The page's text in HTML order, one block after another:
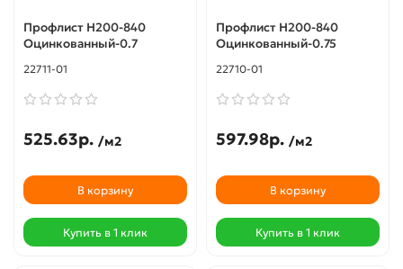
Профлист Н200-840
Оцинкованный-0.7
22711-01
525.63р. /м2
В корзину
Купить в 1 клик
Профлист Н200-840
Оцинкованный-0.75
22710-01
597.98р. /м2
В корзину
Купить в 1 клик